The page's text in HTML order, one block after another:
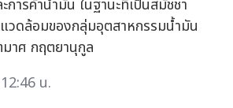
การค้าน้ำมัน ในฐานะที่เป็นสมัชชา
วดล้อมของกลุ่มอุตสาหกรรมน้ำมัน
าศ กฤตยานุกูล
น.